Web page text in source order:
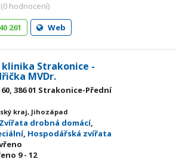
(0 hodnocení)
261
Web
Strakonice -
MVDr.
386 01 Strakonice-Přední
kraj, Jihozápad
Zvířata drobná domácí,
, Hospodářská zvířata
9 - 12